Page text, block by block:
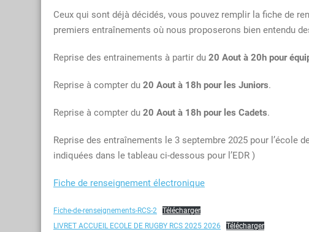
Ceux qui sont déjà décidés, vous pouvez remplir la fiche de
premiers entraînements où nous proposerons bien entendu
Reprise des entrainements à partir du 20 Aout à 20h pour
Reprise à compter du 20 Aout à 18h pour les Juniors.
Reprise à compter du 20 Aout à 18h pour les Cadets.
Reprise des entraînements le 3 septembre 2025 pour l’école
indiquées dans le tableau ci-dessous pour l’EDR )
Fiche de renseignement électronique
Fiche-de-renseignements-RCS-2
Télécharger
LIVRET ACCUEIL ECOLE DE RUGBY RCS 2025 2026
Télécharger